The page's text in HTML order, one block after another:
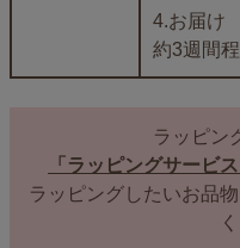
4.お届け
約3週間
ラッピン
「ラッピングサービ
ラッピングしたいお品